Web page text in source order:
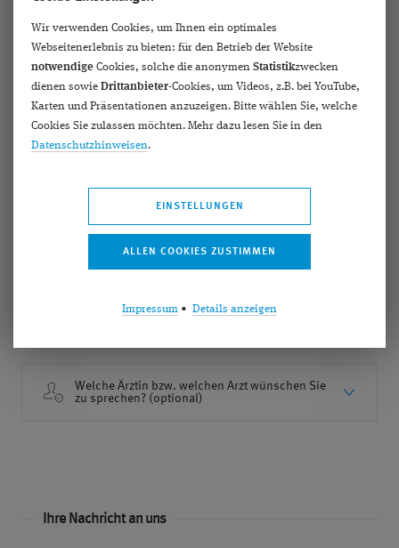
Bitte wählen Sie einen Standort aus, dann werden
Ihnen die dort tätigen Ärztinnen und Ärzte
angezeigt. Wir versuchen beides zu erfüllen in
Abhängigkeit von Ihrem Termingrund und der
Standort (optional)
Welche Ärztin bzw. welchen Arzt wünschen Sie
zu sprechen? (optional)
Ihre Nachricht an uns
Wir verwenden Cookies, um Ihnen ein optimales
Webseitenerlebnis zu bieten: für den Betrieb der Website
notwendige Cookies, solche die anonymen Statistikzwecken
dienen sowie Drittanbieter-Cookies, um Videos, z.B. bei YouTube,
Karten und Präsentationen anzuzeigen. Bitte wählen Sie, welche
Cookies Sie zulassen möchten. Mehr dazu lesen Sie in den
Datenschutzhinweisen.
EINSTELLUNGEN
Impressum • Details anzeigen